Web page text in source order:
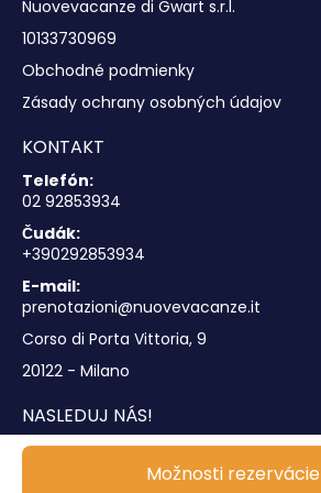
Možnosti rezervácie
Nuovevacanze di Gwart s.r.l.
10133730969
Obchodné podmienky
Zásady ochrany osobných údajov
KONTAKT
Telefón:
02 92853934
Čudák:
+390292853934
E-mail:
prenotazioni@nuovevacanze.it
Corso di Porta Vittoria, 9
20122 - Milano
NASLEDUJ NÁS!